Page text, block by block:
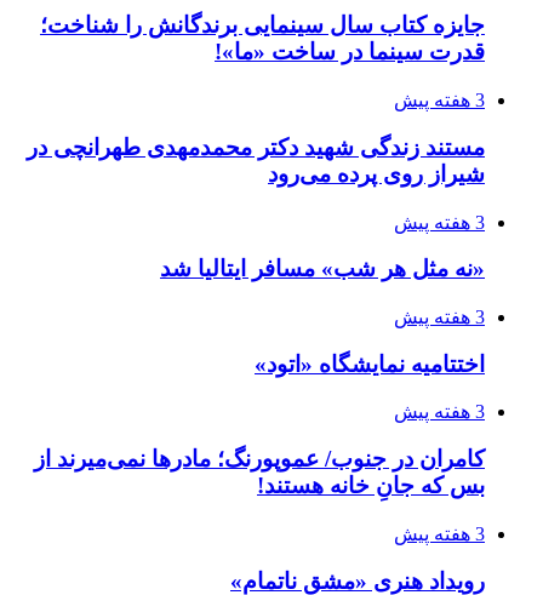
جایزه کتاب سال سینمایی برندگانش را شناخت؛
قدرت سینما در ساخت «ما»!
3 هفته پیش
مستند زندگی شهید دکتر محمدمهدی طهرانچی در
شیراز روی پرده می‌رود
3 هفته پیش
«نه مثل هر شب» مسافر ایتالیا شد
3 هفته پیش
اختتامیه نمایشگاه «اتود»
3 هفته پیش
کامران در جنوب/ عموپورنگ؛ مادرها نمی‌میرند از
بس که جانِ خانه هستند!
3 هفته پیش
رویداد هنری «مشق ناتمام»